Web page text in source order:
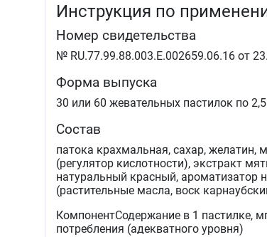
Инструкция по
Номер свидетельства
№ RU.77.99.88.003.E.002659.06.16 от
Форма выпуска
30 или 60 жевательных пастилок по 2,5
Состав
патока крахмальная, сахар, желатин,
(регулятор кислотности), экстракт
натуральный красный, ароматизатор
(растительные масла, воск
КомпонентСодержание в 1 пастилке,
потребления (адекватного уровня)